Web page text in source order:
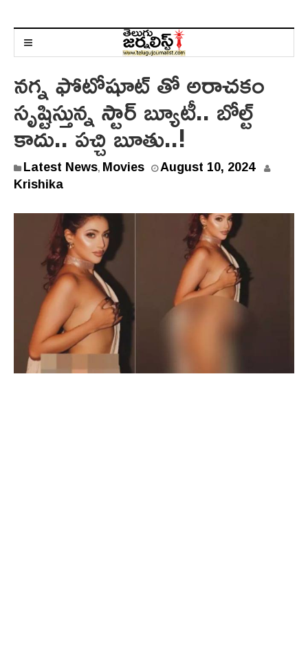
నగ్న ఫోటోషూట్ తో అరాచ‌కం
సృష్టిస్తున్న స్టార్ బ్యూటీ.. బోల్ట్
కాదు.. పచ్చి బూతు..!
Latest News, Movies August 10, 2024
Krishika